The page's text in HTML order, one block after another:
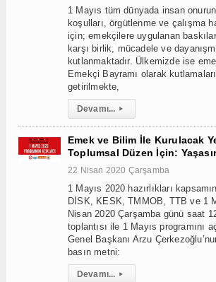
1 Mayıs tüm dünyada insan
koşulları, örgütlenme ve çalışma
için; emekçilere uygulanan
karşı birlik, mücadele ve
kutlanmaktadır. Ülkemizde ise
Emekçi Bayramı olarak
getirilmekte,
Devamı... ▸
Emek ve Bilim İle Kurulacak
Toplumsal Düzen İçin:
22 Nisan 2020 Çarşamba
1 Mayıs 2020 hazırlıkları
DİSK, KESK, TMMOB, TTB ve 1
Nisan 2020 Çarşamba günü saat
toplantısı ile 1 Mayıs programını
Genel Başkanı Arzu
basın metni:
Devamı... ▸